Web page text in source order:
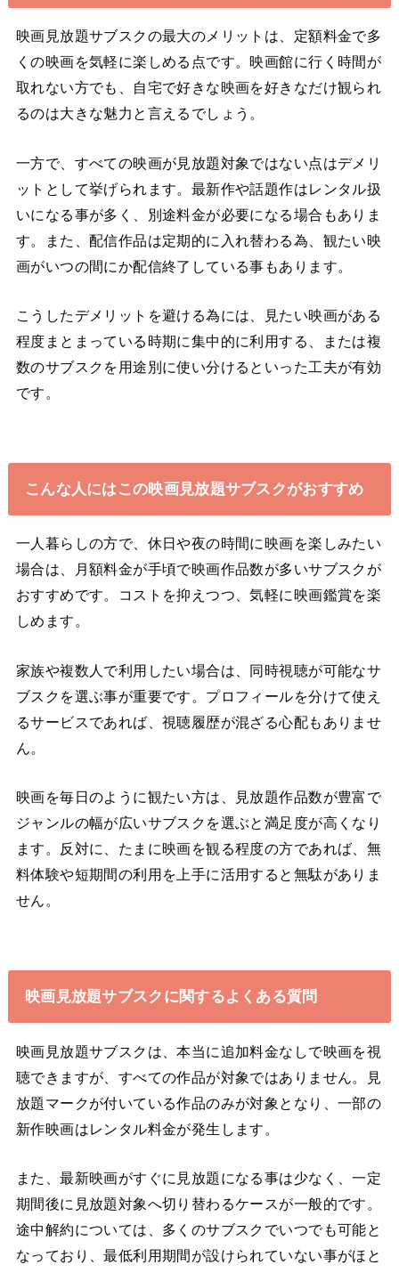
映画見放題サブスクの最大のメリットは、定額料金で多
くの映画を気軽に楽しめる点です。映画館に行く時間が
取れない方でも、自宅で好きな映画を好きなだけ観られ
るのは大きな魅力と言えるでしょう。
一方で、すべての映画が見放題対象ではない点はデメリ
ットとして挙げられます。最新作や話題作はレンタル扱
いになる事が多く、別途料金が必要になる場合もありま
す。また、配信作品は定期的に入れ替わる為、観たい映
画がいつの間にか配信終了している事もあります。
こうしたデメリットを避ける為には、見たい映画がある
程度まとまっている時期に集中的に利用する、または複
数のサブスクを用途別に使い分けるといった工夫が有効
です。
こんな人にはこの映画見放題サブスクがおすすめ
一人暮らしの方で、休日や夜の時間に映画を楽しみたい
場合は、月額料金が手頃で映画作品数が多いサブスクが
おすすめです。コストを抑えつつ、気軽に映画鑑賞を楽
しめます。
家族や複数人で利用したい場合は、同時視聴が可能なサ
ブスクを選ぶ事が重要です。プロフィールを分けて使え
るサービスであれば、視聴履歴が混ざる心配もありませ
ん。
映画を毎日のように観たい方は、見放題作品数が豊富で
ジャンルの幅が広いサブスクを選ぶと満足度が高くなり
ます。反対に、たまに映画を観る程度の方であれば、無
料体験や短期間の利用を上手に活用すると無駄がありま
せん。
映画見放題サブスクに関するよくある質問
映画見放題サブスクは、本当に追加料金なしで映画を視
聴できますが、すべての作品が対象ではありません。見
放題マークが付いている作品のみが対象となり、一部の
新作映画はレンタル料金が発生します。
また、最新映画がすぐに見放題になる事は少なく、一定
期間後に見放題対象へ切り替わるケースが一般的です。
途中解約については、多くのサブスクでいつでも可能と
なっており、最低利用期間が設けられていない事がほと